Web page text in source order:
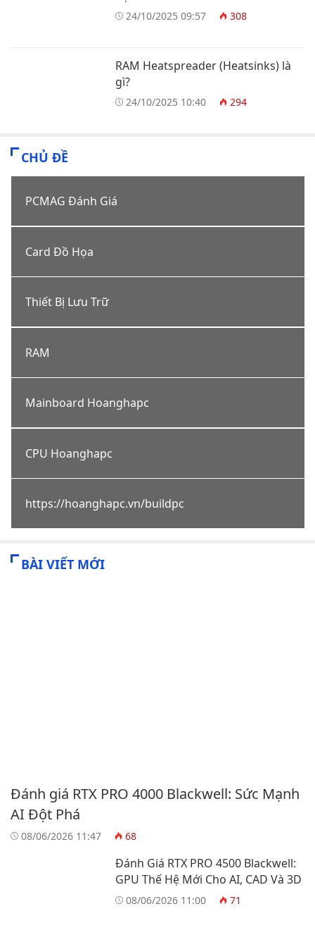
24/10/2025 09:57 308
RAM Heatspreader (Heatsinks) là
gì?
24/10/2025 10:40 294
CHỦ ĐỀ
PCMAG Đánh Giá
Card Đồ Họa
Thiết Bị Lưu Trữ
RAM
Mainboard Hoanghapc
CPU Hoanghapc
https://hoanghapc.vn/buildpc
BÀI VIẾT MỚI
Đánh giá RTX PRO 4000 Blackwell: Sức Mạnh
AI Đột Phá
08/06/2026 11:47 68
Đánh Giá RTX PRO 4500 Blackwell:
GPU Thế Hệ Mới Cho AI, CAD Và 3D
08/06/2026 11:00 71